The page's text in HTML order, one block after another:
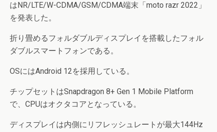
はNR/LTE/W-CDMA/GSM/CDMA端末「moto razr 2022」
を発表した。
折り畳めるフォルダブルディスプレイを搭載したフォル
ダブルスマートフォンである。
OSにはAndroid 12を採用している。
チップセットはSnapdragon 8+ Gen 1 Mobile Platform
で、CPUはオクタコアとなっている。
ディスプレイは内側にリフレッシュレートが最大144Hz